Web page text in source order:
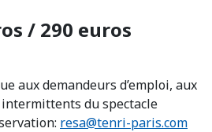
/ 290 euros
aux demandeurs d’emploi, aux
du spectacle
resa@tenri-paris.com